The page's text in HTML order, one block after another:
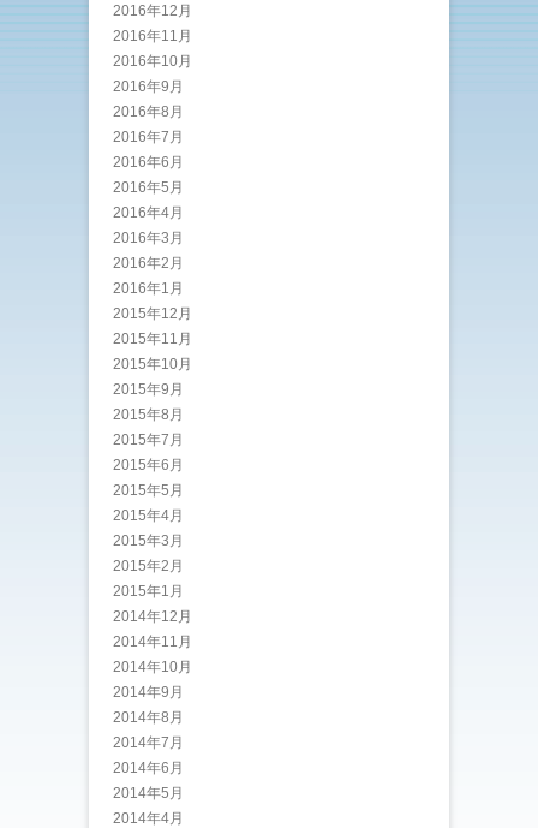
2016年12月
2016年11月
2016年10月
2016年9月
2016年8月
2016年7月
2016年6月
2016年5月
2016年4月
2016年3月
2016年2月
2016年1月
2015年12月
2015年11月
2015年10月
2015年9月
2015年8月
2015年7月
2015年6月
2015年5月
2015年4月
2015年3月
2015年2月
2015年1月
2014年12月
2014年11月
2014年10月
2014年9月
2014年8月
2014年7月
2014年6月
2014年5月
2014年4月